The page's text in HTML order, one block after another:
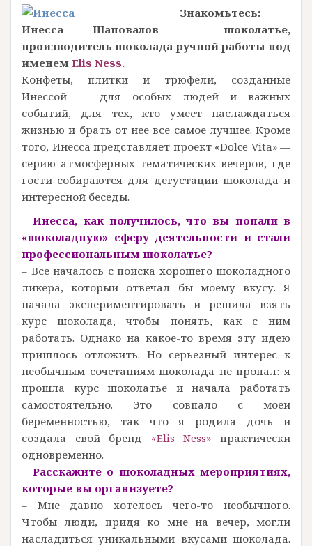
Знакомьтесь:
Инесса Шаповалов – шоколатье,
производитель шоколада ручной работы под
именем Elis Ness.
Конфеты, плитки и трюфели, созданные
Инессой — для особых людей и важных
событий, для тех, кто умеет наслаждаться
жизнью и брать от нее все самое лучшее. Кроме
того, Инесса представляет проект «Dolce Vita» —
серию атмосферных тематических вечеров, где
гости собираются для дегустации шоколада и
интересной беседы.
– Инесса, как получилось, что вы попали в
«шоколадную» сферу деятельности и стали
профессиональным шоколатье?
– Все началось с поиска хорошего шоколадного
ликера, который отвечал бы моему вкусу. Я
начала экспериментировать и решила взять
курс шоколада, чтобы понять, как с ним
работать. Однако на какое-то время эту идею
пришлось отложить. Но серьезный интерес к
необычным сочетаниям шоколада не пропал: я
прошла курс шоколатье и начала работать
самостоятельно. Это совпало с моей
беременностью, так что я родила дочь и
создала свой бренд «Elis Ness» практически
одновременно.
– Расскажите о шоколадных мероприятиях,
которые вы организуете?
– Мне давно хотелось чего-то необычного.
Чтобы люди, придя ко мне на вечер, могли
насладиться уникальными вкусами шоколада.